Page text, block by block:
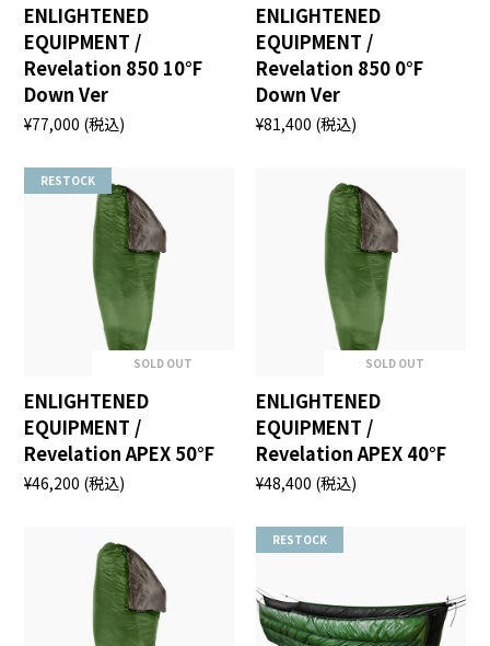
ENLIGHTENED
EQUIPMENT /
Revelation 850 10°F
Down Ver
¥77,000 (税込)
ENLIGHTENED
EQUIPMENT /
Revelation 850 0°F
Down Ver
¥81,400 (税込)
RESTOCK
SOLD OUT
ENLIGHTENED
EQUIPMENT /
Revelation APEX 50°F
¥46,200 (税込)
SOLD OUT
ENLIGHTENED
EQUIPMENT /
Revelation APEX 40°F
¥48,400 (税込)
RESTOCK